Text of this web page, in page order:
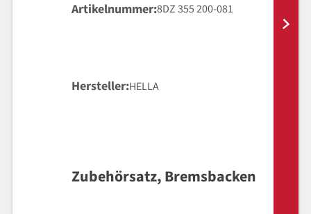
Artikelnummer 8DZ 355 200-081
Hersteller HELLA
Zubehörsatz, Bremsbacken